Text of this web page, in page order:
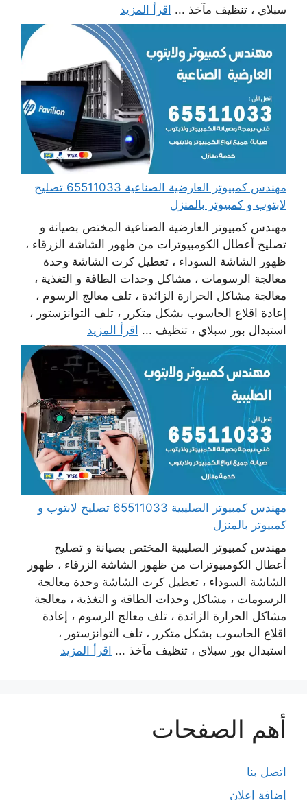
سبلاي ، تنظيف مآخذ ... اقرأ المزيد
مهندس كمبيوتر العارضية الصناعية 65511033 تصليح
لابتوب و كمبيوتر بالمنزل
مهندس كمبيوتر العارضية الصناعية المختص بصيانة و
تصليح أعطال الكومبيوترات من ظهور الشاشة الزرقاء ،
ظهور الشاشة السوداء ، تعطيل كرت الشاشة وحدة
معالجة الرسومات ، مشاكل وحدات الطاقة و التغذية ،
معالجة مشاكل الحرارة الزائدة ، تلف معالج الرسوم ،
إعادة اقلاع الحاسوب بشكل متكرر ، تلف التوانزستور ،
استبدال بور سبلاي ، تنظيف ... اقرأ المزيد
مهندس كمبيوتر الصليبية 65511033 تصليح لابتوب و
كمبيوتر بالمنزل
مهندس كمبيوتر الصليبية المختص بصيانة و تصليح
أعطال الكومبيوترات من ظهور الشاشة الزرقاء ، ظهور
الشاشة السوداء ، تعطيل كرت الشاشة وحدة معالجة
الرسومات ، مشاكل وحدات الطاقة و التغذية ، معالجة
مشاكل الحرارة الزائدة ، تلف معالج الرسوم ، إعادة
اقلاع الحاسوب بشكل متكرر ، تلف التوانزستور ،
استبدال بور سبلاي ، تنظيف مآخذ ... اقرأ المزيد
أهم الصفحات
اتصل بنا
إضافة إعلان